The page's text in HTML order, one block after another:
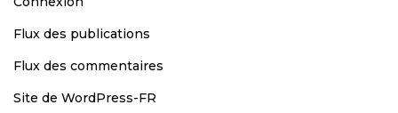
Flux des publications
Flux des commentaires
Site de WordPress-FR